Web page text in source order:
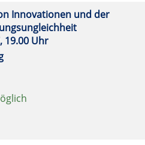
Innovationen und der
19.00 Uhr